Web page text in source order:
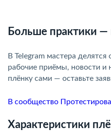
Больше практики —
В Telegram мастера
рабочие приёмы, новости и
плёнку сами — оставьте
В сообщество
Характеристики